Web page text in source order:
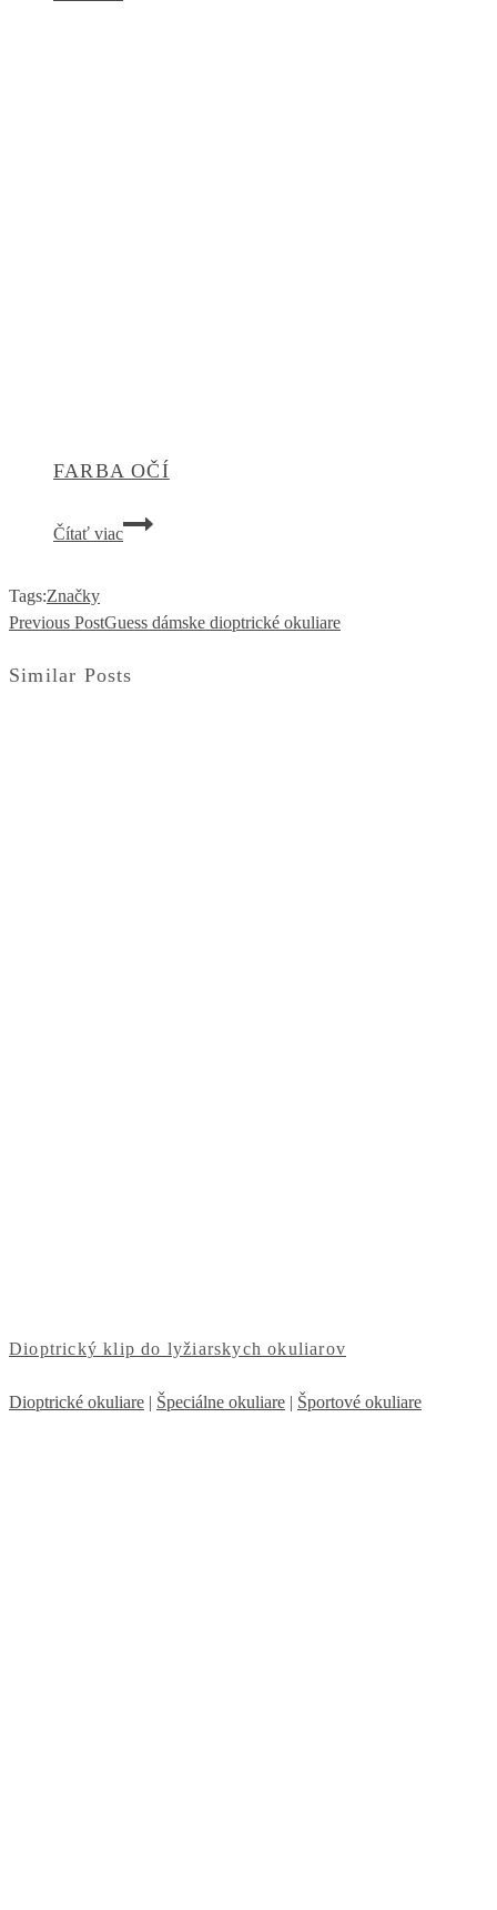
lennonky
FARBA OČÍ
Čítať viac
FARBA
OČÍ
Tags:Značky
Previous PostGuess dámske dioptrické okuliare
Similar Posts
Dioptrický klip do lyžiarskych okuliarov
Dioptrické okuliare | Špeciálne okuliare | Športové okuliare